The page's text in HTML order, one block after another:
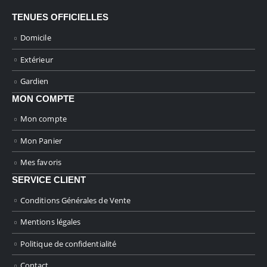
TENUES OFFICIELLES
Domicile
Extérieur
Gardien
MON COMPTE
Mon compte
Mon Panier
Mes favoris
SERVICE CLIENT
Conditions Générales de Vente
Mentions légales
Politique de confidentialité